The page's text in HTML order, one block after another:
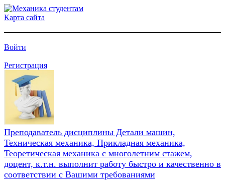
Карта сайта
Войти
Регистрация
Преподаватель дисциплины Детали машин,
Техническая механика, Прикладная механика,
Теоретическая механика с многолетним стажем,
доцент, к.т.н. выполнит работу быстро и качественно в
соответствии с Вашими требованиями